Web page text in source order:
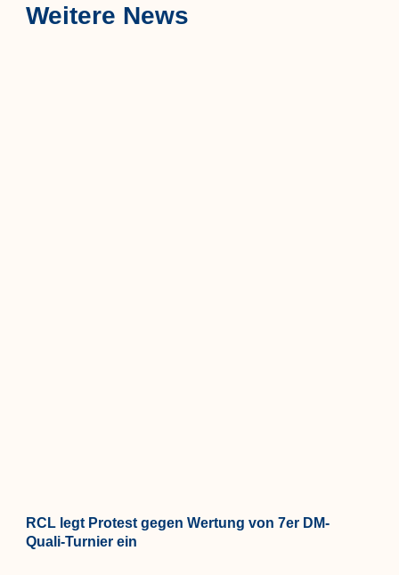
Weitere News
RCL legt Protest gegen Wertung von 7er DM-
Quali-Turnier ein